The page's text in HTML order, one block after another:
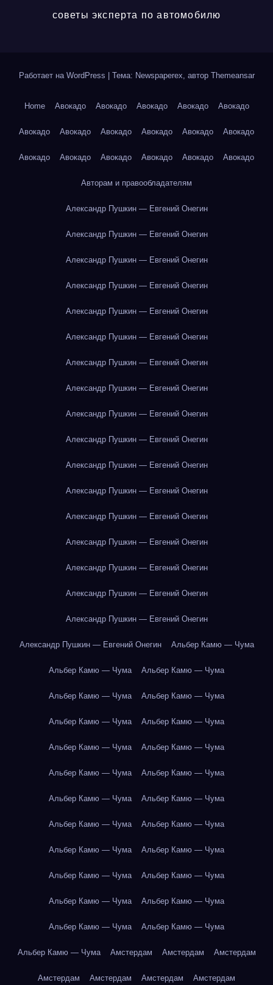
советы эксперта по автомобилю
Работает на WordPress Тема: Newspaperex, автор Themeansar
Home Авокадо Авокадо Авокадо Авокадо Авокадо
Авокадо Авокадо Авокадо Авокадо Авокадо Авокадо
Авокадо Авокадо Авокадо Авокадо Авокадо Авокадо
Авторам и правообладателям
Александр Пушкин — Евгений Онегин
Александр Пушкин — Евгений Онегин
Александр Пушкин — Евгений Онегин
Александр Пушкин — Евгений Онегин
Александр Пушкин — Евгений Онегин
Александр Пушкин — Евгений Онегин
Александр Пушкин — Евгений Онегин
Александр Пушкин — Евгений Онегин
Александр Пушкин — Евгений Онегин
Александр Пушкин — Евгений Онегин
Александр Пушкин — Евгений Онегин
Александр Пушкин — Евгений Онегин
Александр Пушкин — Евгений Онегин
Александр Пушкин — Евгений Онегин
Александр Пушкин — Евгений Онегин
Александр Пушкин — Евгений Онегин
Александр Пушкин — Евгений Онегин
Александр Пушкин — Евгений Онегин Альбер Камю — Чума
Альбер Камю — Чума Альбер Камю — Чума
Альбер Камю — Чума Альбер Камю — Чума
Альбер Камю — Чума Альбер Камю — Чума
Альбер Камю — Чума Альбер Камю — Чума
Альбер Камю — Чума Альбер Камю — Чума
Альбер Камю — Чума Альбер Камю — Чума
Альбер Камю — Чума Альбер Камю — Чума
Альбер Камю — Чума Альбер Камю — Чума
Альбер Камю — Чума Альбер Камю — Чума
Альбер Камю — Чума Альбер Камю — Чума
Альбер Камю — Чума Альбер Камю — Чума
Альбер Камю — Чума Амстердам Амстердам Амстердам
Амстердам Амстердам Амстердам Амстердам